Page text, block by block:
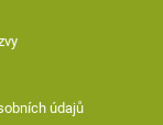
údajů